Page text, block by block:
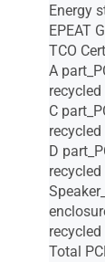
Energy
EPEAT
TCO
A
C
D
Total